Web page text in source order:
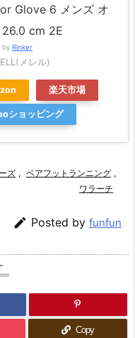
Glove 6 メンズ オ
26.0 cm 2E
by Rinker
メレル)
楽天市場
ショッピング
ズ , ベアフットランニング ,
ワラーチ
 Posted by funfun
Copy